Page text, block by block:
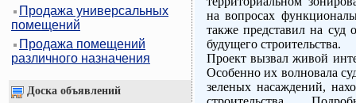
Продажа универсальных
помещений
Продажа помещений
различного назначения
Доска объявлений
на вопросах
также представил на суд
будущего строительства.
Проект вызвал живой
Особенно их волновала
зеленых насаждений,